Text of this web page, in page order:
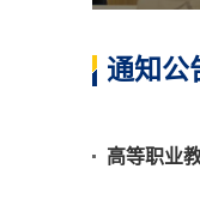
通知公
高等职业